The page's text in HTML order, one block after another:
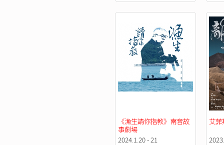
《漁生請你指教》南音故
事劇場
2024.1.20 - 21
艾菲